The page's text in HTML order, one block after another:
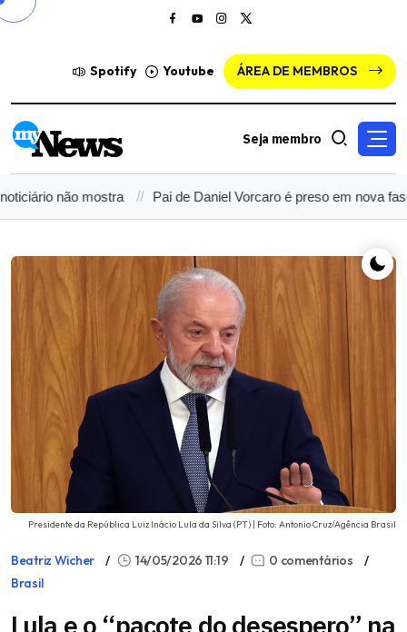
Spotify Youtube ÁREA DE MEMBROS
Seja membro
mostra Pai de Daniel Vorcaro é preso em nova fase da
Presidente da República Luiz Inácio Lula da Silva (PT) | Foto: Antonio Cruz/Agência Brasil
Beatriz Wicher 14/05/2026 11:19
0 comentários
Brasil
Lula e o “pacote do desespero” na